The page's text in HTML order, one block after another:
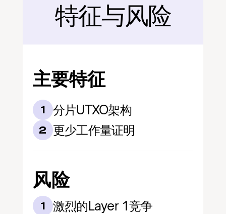
后面
特征与风险
主要特征
1 分片UTXO架构
2 更少工作量证明
风险
1 激烈的Layer 1竞争